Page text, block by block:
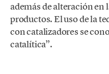
además de alteración en
productos. El uso de la
con catalizadores se
catalítica”.